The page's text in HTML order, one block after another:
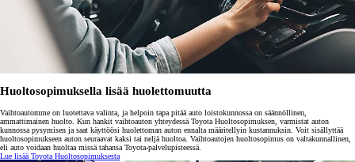
Huoltosopimuksella lisää huolettomuutta
Vaihtoautomme on luotettava valinta, ja helpoin tapa pitää auto loistokunnossa on säännöllinen,
ammattimainen huolto. Kun hankit vaihtoauton yhteydessä Toyota Huoltosopimuksen, varmistat auton
kunnossa pysymisen ja saat käyttöösi huolettoman auton ennalta määritellyin kustannuksin. Voit sisällyttää
huoltosopimukseen auton seuraavat kaksi tai neljä huoltoa. Vaihtoautojen huoltosopimus on valtakunnallinen,
eli auto voidaan huoltaa missä tahansa Toyota-palvelupisteessä.
Lue lisää Toyota Huoltosopimuksesta